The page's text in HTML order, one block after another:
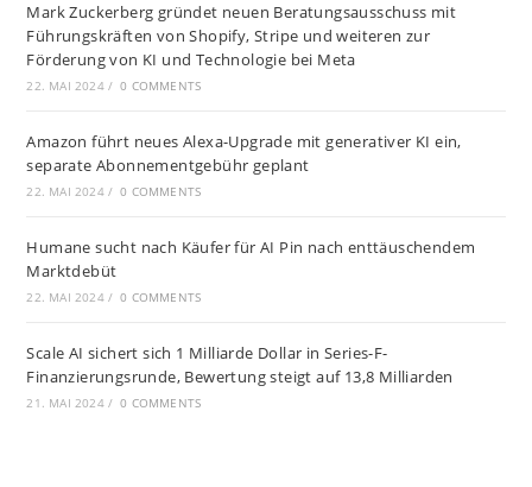
Mark Zuckerberg gründet neuen Beratungsausschuss mit
Führungskräften von Shopify, Stripe und weiteren zur
Förderung von KI und Technologie bei Meta
22. MAI 2024 / 0 COMMENTS
Amazon führt neues Alexa-Upgrade mit generativer KI ein,
separate Abonnementgebühr geplant
22. MAI 2024 / 0 COMMENTS
Humane sucht nach Käufer für AI Pin nach enttäuschendem
Marktdebüt
22. MAI 2024 / 0 COMMENTS
Scale AI sichert sich 1 Milliarde Dollar in Series-F-
Finanzierungsrunde, Bewertung steigt auf 13,8 Milliarden
21. MAI 2024 / 0 COMMENTS